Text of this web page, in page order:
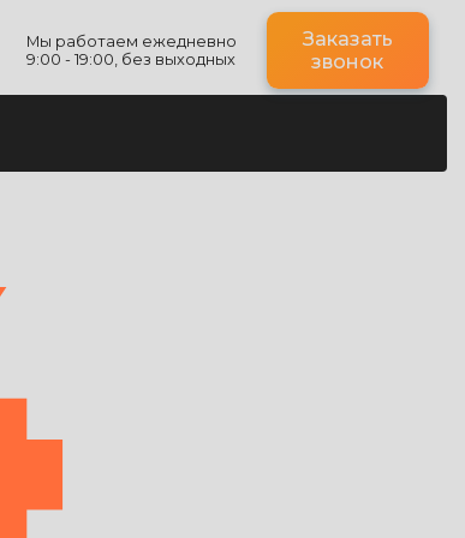
Мы работаем ежедневно
9:00 - 19:00, без выходных
Заказать
звонок